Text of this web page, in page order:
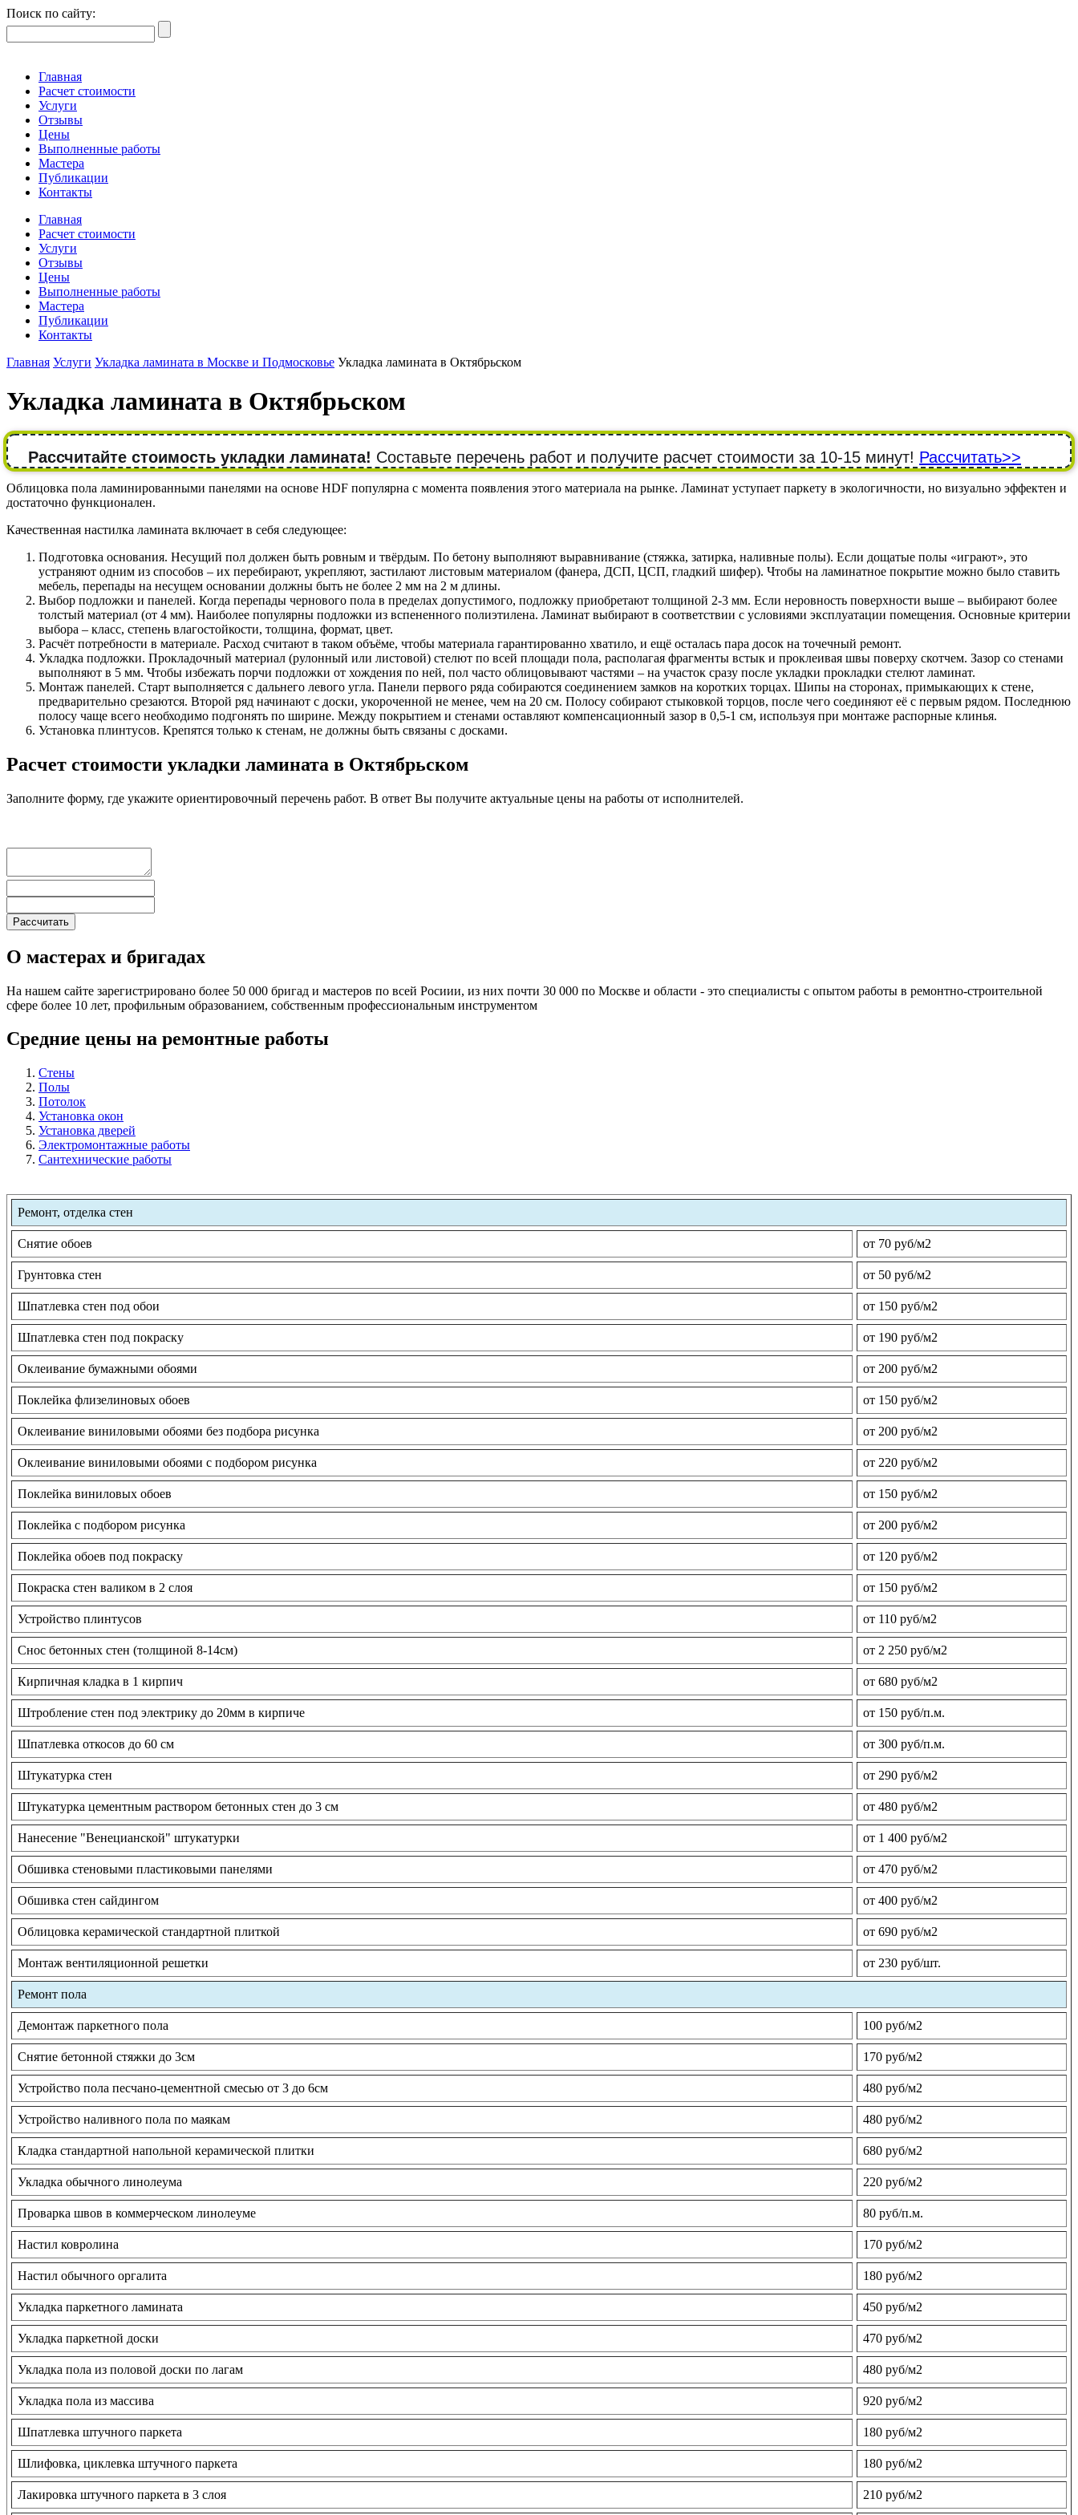
Поиск по сайту:
Главная
Расчет стоимости
Услуги
Отзывы
Цены
Выполненные работы
Мастера
Публикации
Контакты
Главная
Расчет стоимости
Услуги
Отзывы
Цены
Выполненные работы
Мастера
Публикации
Контакты
Главная Услуги Укладка ламината в Москве и Подмосковье Укладка ламината в Октябрьском
Укладка ламината в Октябрьском
Рассчитайте стоимость укладки ламината! Составьте перечень работ и получите расчет стоимости за 10-15 минут! Рассчитать>>
Облицовка пола ламинированными панелями на основе HDF популярна с момента появления этого материала на рынке. Ламинат уступает паркету в экологичности, но визуально эффектен и
достаточно функционален.
Качественная настилка ламината включает в себя следующее:
Подготовка основания. Несущий пол должен быть ровным и твёрдым. По бетону выполняют выравнивание (стяжка, затирка, наливные полы). Если дощатые полы «играют», это
устраняют одним из способов – их перебирают, укрепляют, застилают листовым материалом (фанера, ДСП, ЦСП, гладкий шифер). Чтобы на ламинатное покрытие можно было ставить
мебель, перепады на несущем основании должны быть не более 2 мм на 2 м длины.
Выбор подложки и панелей. Когда перепады чернового пола в пределах допустимого, подложку приобретают толщиной 2-3 мм. Если неровность поверхности выше – выбирают более
толстый материал (от 4 мм). Наиболее популярны подложки из вспененного полиэтилена. Ламинат выбирают в соответствии с условиями эксплуатации помещения. Основные критерии
выбора – класс, степень влагостойкости, толщина, формат, цвет.
Расчёт потребности в материале. Расход считают в таком объёме, чтобы материала гарантированно хватило, и ещё осталась пара досок на точечный ремонт.
Укладка подложки. Прокладочный материал (рулонный или листовой) стелют по всей площади пола, располагая фрагменты встык и проклеивая швы поверху скотчем. Зазор со стенами
выполняют в 5 мм. Чтобы избежать порчи подложки от хождения по ней, пол часто облицовывают частями – на участок сразу после укладки прокладки стелют ламинат.
Монтаж панелей. Старт выполняется с дальнего левого угла. Панели первого ряда собираются соединением замков на коротких торцах. Шипы на сторонах, примыкающих к стене,
предварительно срезаются. Второй ряд начинают с доски, укороченной не менее, чем на 20 см. Полосу собирают стыковкой торцов, после чего соединяют её с первым рядом. Последнюю
полосу чаще всего необходимо подгонять по ширине. Между покрытием и стенами оставляют компенсационный зазор в 0,5-1 см, используя при монтаже распорные клинья.
Установка плинтусов. Крепятся только к стенам, не должны быть связаны с досками.
Расчет стоимости укладки ламината в Октябрьском
Заполните форму, где укажите ориентировочный перечень работ. В ответ Вы получите актуальные цены на работы от исполнителей.
О мастерах и бригадах
На нашем сайте зарегистрировано более 50 000 бригад и мастеров по всей Росиии, из них почти 30 000 по Москве и области - это специалисты с опытом работы в ремонтно-строительной
сфере более 10 лет, профильным образованием, собственным профессиональным инструментом
Средние цены на ремонтные работы
Стены
Полы
Потолок
Установка окон
Установка дверей
Электромонтажные работы
Сантехнические работы
Ремонт, отделка стен
Снятие обоев от 70 руб/м2
Грунтовка стен от 50 руб/м2
Шпатлевка стен под обои от 150 руб/м2
Шпатлевка стен под покраску от 190 руб/м2
Оклеивание бумажными обоями от 200 руб/м2
Поклейка флизелиновых обоев от 150 руб/м2
Оклеивание виниловыми обоями без подбора рисунка от 200 руб/м2
Оклеивание виниловыми обоями с подбором рисунка от 220 руб/м2
Поклейка виниловых обоев от 150 руб/м2
Поклейка с подбором рисунка от 200 руб/м2
Поклейка обоев под покраску от 120 руб/м2
Покраска стен валиком в 2 слоя от 150 руб/м2
Устройство плинтусов от 110 руб/м2
Снос бетонных стен (толщиной 8-14см) от 2 250 руб/м2
Кирпичная кладка в 1 кирпич от 680 руб/м2
Штробление стен под электрику до 20мм в кирпиче от 150 руб/п.м.
Шпатлевка откосов до 60 см от 300 руб/п.м.
Штукатурка стен от 290 руб/м2
Штукатурка цементным раствором бетонных стен до 3 см от 480 руб/м2
Нанесение "Венецианской" штукатурки от 1 400 руб/м2
Обшивка стеновыми пластиковыми панелями от 470 руб/м2
Обшивка стен сайдингом от 400 руб/м2
Облицовка керамической стандартной плиткой от 690 руб/м2
Монтаж вентиляционной решетки от 230 руб/шт.
Ремонт пола
Демонтаж паркетного пола 100 руб/м2
Снятие бетонной стяжки до 3см 170 руб/м2
Устройство пола песчано-цементной смесью от 3 до 6см 480 руб/м2
Устройство наливного пола по маякам 480 руб/м2
Кладка стандартной напольной керамической плитки 680 руб/м2
Укладка обычного линолеума 220 руб/м2
Проварка швов в коммерческом линолеуме 80 руб/п.м.
Настил ковролина 170 руб/м2
Настил обычного оргалита 180 руб/м2
Укладка паркетного ламината 450 руб/м2
Укладка паркетной доски 470 руб/м2
Укладка пола из половой доски по лагам 480 руб/м2
Укладка пола из массива 920 руб/м2
Шпатлевка штучного паркета 180 руб/м2
Шлифовка, циклевка штучного паркета 180 руб/м2
Лакировка штучного паркета в 3 слоя 210 руб/м2